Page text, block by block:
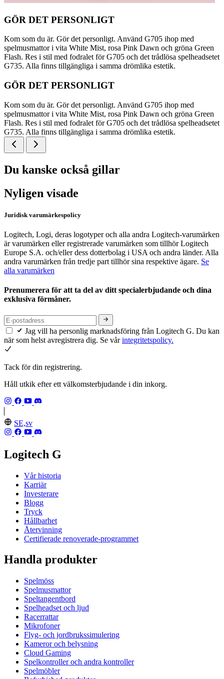
GÖR DET PERSONLIGT
Kom som du är. Gör det personligt. Använd G705 ihop med
spelmusmattor i vita White Mist, rosa Pink Dawn och gröna Green
Flash. Res i stil med fodralet för G705 och det trådlösa spelheadsetet
G735. Alla finns tillgängliga i samma drömlika estetik.
GÖR DET PERSONLIGT
Kom som du är. Gör det personligt. Använd G705 ihop med
spelmusmattor i vita White Mist, rosa Pink Dawn och gröna Green
Flash. Res i stil med fodralet för G705 och det trådlösa spelheadsetet
G735. Alla finns tillgängliga i samma drömlika estetik.
Du kanske också gillar
Nyligen visade
Juridisk varumärkespolicy
Logitech, Logi, deras logotyper och alla andra Logitech-varumärken
är varumärken eller registrerade varumärken som tillhör Logitech
Europe S.A. och/eller dess dotterbolag i USA och andra länder. Alla
andra varumärken från tredje part tillhör sina respektive ägare. Se
alla varumärken
Prenumerera för att ta del av ditt specialerbjudande och dina
exklusiva förmåner.
Jag vill ha personlig marknadsföring från Logitech G. Du kan
när som helst avregistrera dig. Se vårintegritetspolicy.
Tack för din registrering.
Håll utkik efter ett välkomsterbjudande i din inkorg.
SE,sv
Logitech G
Vår historia
Karriär
Investerare
Blogg
Tryck
Hållbarhet
Återvinning
Certifierade renoverade-programmet
Handla produkter
Spelmöss
Spelmusmattor
Speltangentbord
Spelheadset och ljud
Racerrattar
Mikrofoner
Flyg- och jordbrukssimulering
Kameror och belysning
Cloud Gaming
Spelkontroller och andra kontroller
Spelmöbler